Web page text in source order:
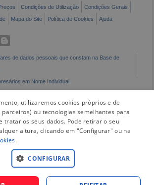
Condições de Utilização
Condições Gerais
Mapa do Site Política de Cookies Ajuda
de dados pessoais que constam na Base de
em Nome Individual
utilizaremos cookies próprios e de
ou tecnologias semelhantes para
tratar os seus dados. Pode retirar o seu
altura, clicando em "Configurar" ou na
.
CONFIGURAR